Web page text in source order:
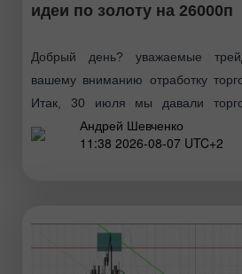
идеи по золоту на 26000п
Добрый день? уважаемые
вашему вниманию отработку
Итак, 30 июля мы давали
котировок инструмента по
американской сессии
Андрей Шевченко
11:38 2026-08-07 UTC+2